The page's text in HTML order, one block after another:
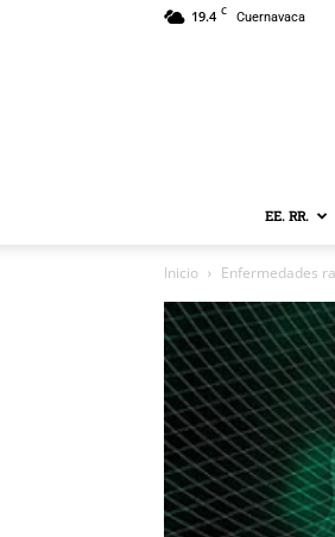
19.4 C Cuernavaca
EE. RR.
Inicio Enfermedades